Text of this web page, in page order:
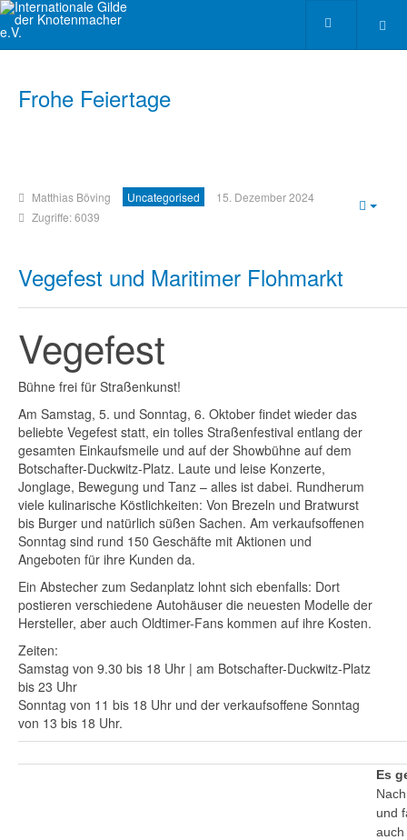
Frohe Feiertage
Matthias Böving Uncategorised
15. Dezember 2024
Zugriffe: 6039
Vegefest und Maritimer Flohmarkt
Vegefest
Bühne frei für Straßenkunst!
Am Samstag, 5. und Sonntag, 6. Oktober findet wieder das
beliebte Vegefest statt, ein tolles Straßenfestival entlang der
gesamten Einkaufsmeile und auf der Showbühne auf dem
Botschafter-Duckwitz-Platz. Laute und leise Konzerte,
Jonglage, Bewegung und Tanz – alles ist dabei. Rundherum
viele kulinarische Köstlichkeiten: Von Brezeln und Bratwurst
bis Burger und natürlich süßen Sachen. Am verkaufsoffenen
Sonntag sind rund 150 Geschäfte mit Aktionen und
Angeboten für ihre Kunden da.
Ein Abstecher zum Sedanplatz lohnt sich ebenfalls: Dort
postieren verschiedene Autohäuser die neuesten Modelle der
Hersteller, aber auch Oldtimer-Fans kommen auf ihre Kosten.
Zeiten:
Samstag von 9.30 bis 18 Uhr | am Botschafter-Duckwitz-Platz
bis 23 Uhr
Sonntag von 11 bis 18 Uhr und der verkaufsoffene Sonntag
von 13 bis 18 Uhr.
Es
und
auch